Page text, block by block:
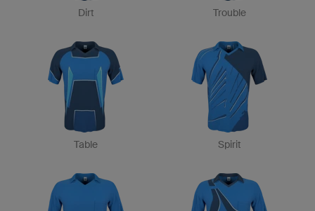
Dirt Trouble
Table Spirit